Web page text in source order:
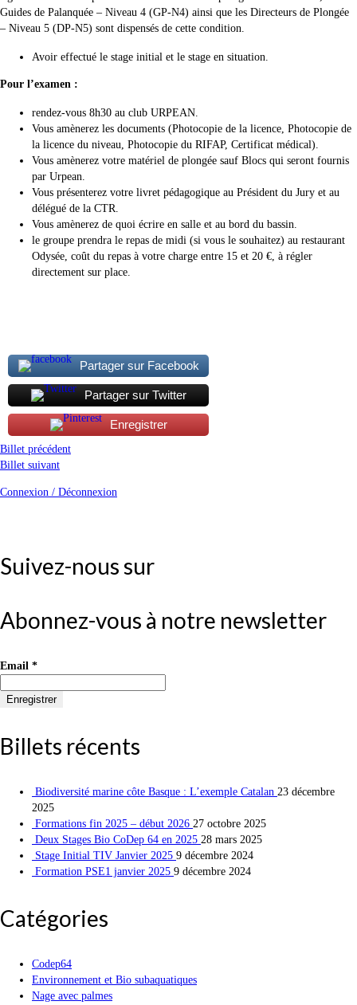
Guides de Palanquée – Niveau 4 (GP-N4) ainsi que les Directeurs de Plongée
– Niveau 5 (DP-N5) sont dispensés de cette condition.
Avoir effectué le stage initial et le stage en situation.
Pour l’examen :
rendez-vous 8h30 au club URPEAN.
Vous amènerez les documents (Photocopie de la licence, Photocopie de
la licence du niveau, Photocopie du RIFAP, Certificat médical).
Vous amènerez votre matériel de plongée sauf Blocs qui seront fournis
par Urpean.
Vous présenterez votre livret pédagogique au Président du Jury et au
délégué de la CTR.
Vous amènerez de quoi écrire en salle et au bord du bassin.
le groupe prendra le repas de midi (si vous le souhaitez) au restaurant
Odysée, coût du repas à votre charge entre 15 et 20 €, à régler
directement sur place.
Partager sur Facebook
Partager sur Twitter
Enregistrer
Billet précédent
Billet suivant
Connexion / Déconnexion
Suivez-nous sur
Abonnez-vous à notre newsletter
Email *
Billets récents
Biodiversité marine côte Basque : L’exemple Catalan 23 décembre
2025
Formations fin 2025 – début 2026 27 octobre 2025
Deux Stages Bio CoDep 64 en 2025 28 mars 2025
Stage Initial TIV Janvier 2025 9 décembre 2024
Formation PSE1 janvier 2025 9 décembre 2024
Catégories
Codep64
Environnement et Bio subaquatiques
Nage avec palmes